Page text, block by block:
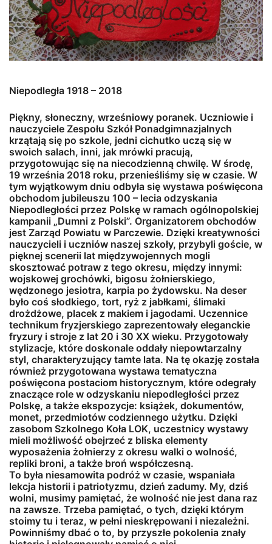
Niepodległa 1918 – 2018
Piękny, słoneczny, wrześniowy poranek. Uczniowie i
nauczyciele Zespołu Szkół Ponadgimnazjalnych
krzątają się po szkole, jedni cichutko uczą się w
swoich salach, inni, jak mrówki pracują,
przygotowując się na niecodzienną chwilę. W środę,
19 września 2018 roku, przenieśliśmy się w czasie. W
tym wyjątkowym dniu odbyła się wystawa poświęcona
obchodom jubileuszu 100 – lecia odzyskania
Niepodległości przez Polskę w ramach ogólnopolskiej
kampanii „Dumni z Polski”. Organizatorem obchodów
jest Zarząd Powiatu w Parczewie. Dzięki kreatywności
nauczycieli i uczniów naszej szkoły, przybyli goście, w
pięknej scenerii lat międzywojennych mogli
skosztować potraw z tego okresu, między innymi:
wojskowej grochówki, bigosu żołnierskiego,
wędzonego jesiotra, karpia po żydowsku. Na deser
było coś słodkiego, tort, ryż z jabłkami, ślimaki
drożdżowe, placek z makiem i jagodami. Uczennice
technikum fryzjerskiego zaprezentowały eleganckie
fryzury i stroje z lat 20 i 30 XX wieku. Przygotowały
stylizacje, które doskonale oddały niepowtarzalny
styl, charakteryzujący tamte lata. Na tę okazję została
również przygotowana wystawa tematyczna
poświęcona postaciom historycznym, które odegrały
znaczące role w odzyskaniu niepodległości przez
Polskę, a także ekspozycje: książek, dokumentów,
monet, przedmiotów codziennego użytku. Dzięki
zasobom Szkolnego Koła LOK, uczestnicy wystawy
mieli możliwość obejrzeć z bliska elementy
wyposażenia żołnierzy z okresu walki o wolność,
repliki broni, a także broń współczesną.
To była niesamowita podróż w czasie, wspaniała
lekcja historii i patriotyzmu, dzień zadumy. My, dziś
wolni, musimy pamiętać, że wolność nie jest dana raz
na zawsze. Trzeba pamiętać, o tych, dzięki którym
stoimy tu i teraz, w pełni nieskrępowani i niezależni.
Powinniśmy dbać o to, by przyszłe pokolenia znały